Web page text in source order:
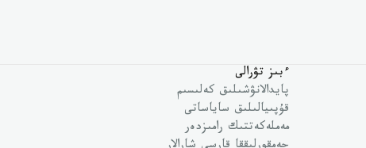
ءبىز تۋرالى
پايدالانۋشىلىق كەلىسىم
قۇپىيالىلىق ساياساتى
مەملەكەتتىك رامىزدەر